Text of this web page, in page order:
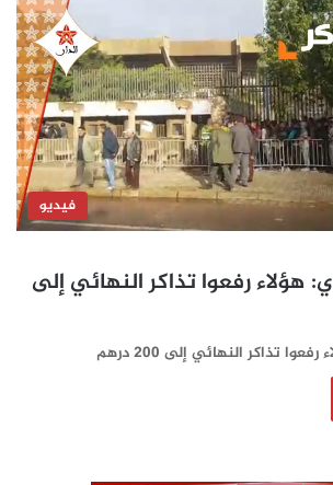
فيديو
هؤلاء رفعوا تذاكر النهائي إلى
تذاكر النهائي إلى 200 درهم